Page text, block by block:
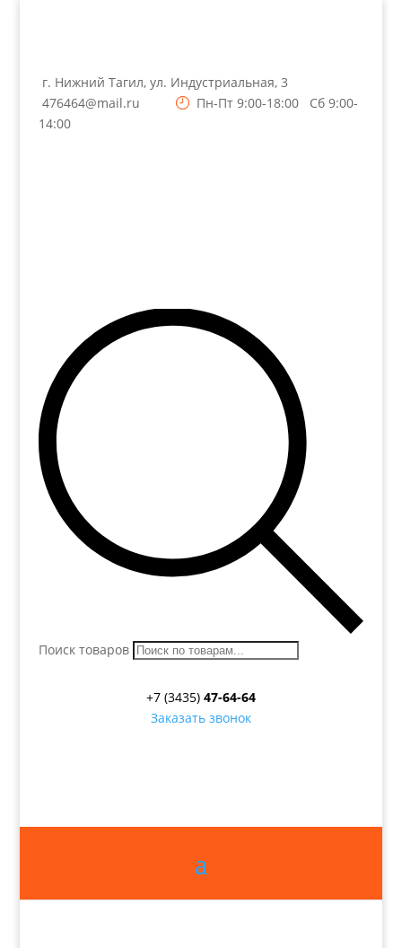
г. Нижний Тагил, ул. Индустриальная, 3
476464@mail.ru
Пн-Пт 9:00-18:00 Сб 9:00-
14:00
Поиск товаров
+7 (3435) 47-64-64
Заказать звонок